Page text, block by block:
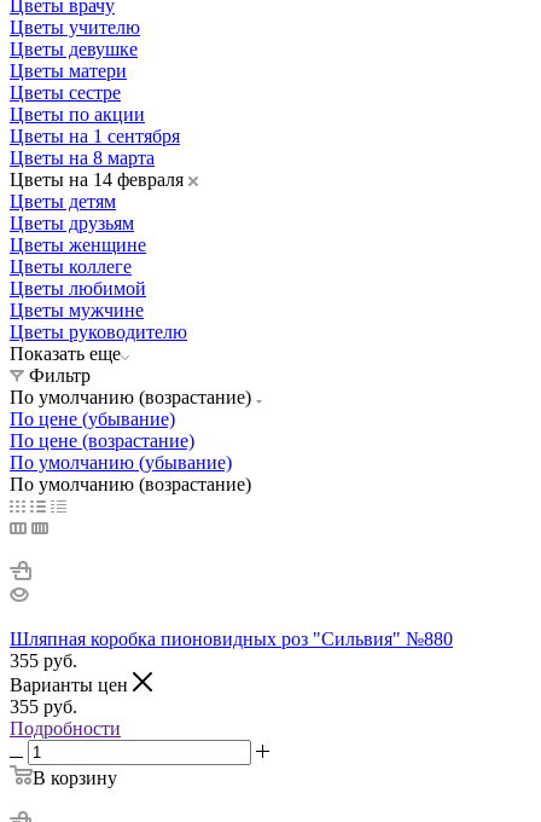
Цветы врачу
Цветы учителю
Цветы девушке
Цветы матери
Цветы сестре
Цветы по акции
Цветы на 1 сентября
Цветы на 8 марта
Цветы на 14 февраля
Цветы детям
Цветы друзьям
Цветы женщине
Цветы коллеге
Цветы любимой
Цветы мужчине
Цветы руководителю
Показать еще
Фильтр
По умолчанию (возрастание)
По цене (убывание)
По цене (возрастание)
По умолчанию (убывание)
По умолчанию (возрастание)
Шляпная коробка пионовидных роз "Сильвия" №880
355 руб.
Варианты цен
355 руб.
Подробности
В корзину